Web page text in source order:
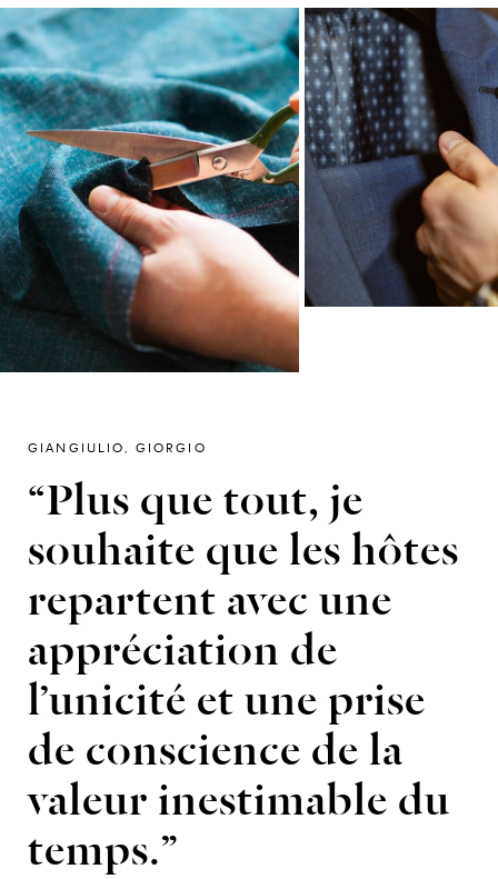
GIANGIULIO, GIORGIO
“Plus que tout, je
souhaite que les hôtes
repartent avec une
appréciation de
l’unicité et une prise
de conscience de la
valeur inestimable du
temps.”